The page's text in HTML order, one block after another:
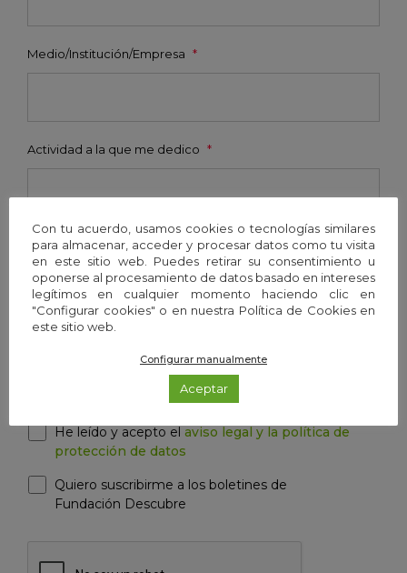
Medio/Institución/Empresa *
Actividad a la que me dedico *
Email *
He leído y acepto el aviso legal y la política de
protección de datos
Quiero suscribirme a los boletines de
Fundación Descubre
Con tu acuerdo, usamos cookies o tecnologías similares
para almacenar, acceder y procesar datos como tu visita
en este sitio web. Puedes retirar su consentimiento u
oponerse al procesamiento de datos basado en intereses
legítimos en cualquier momento haciendo clic en
"Configurar cookies" o en nuestra Política de Cookies en
este sitio web.
Configurar manualmente
Aceptar